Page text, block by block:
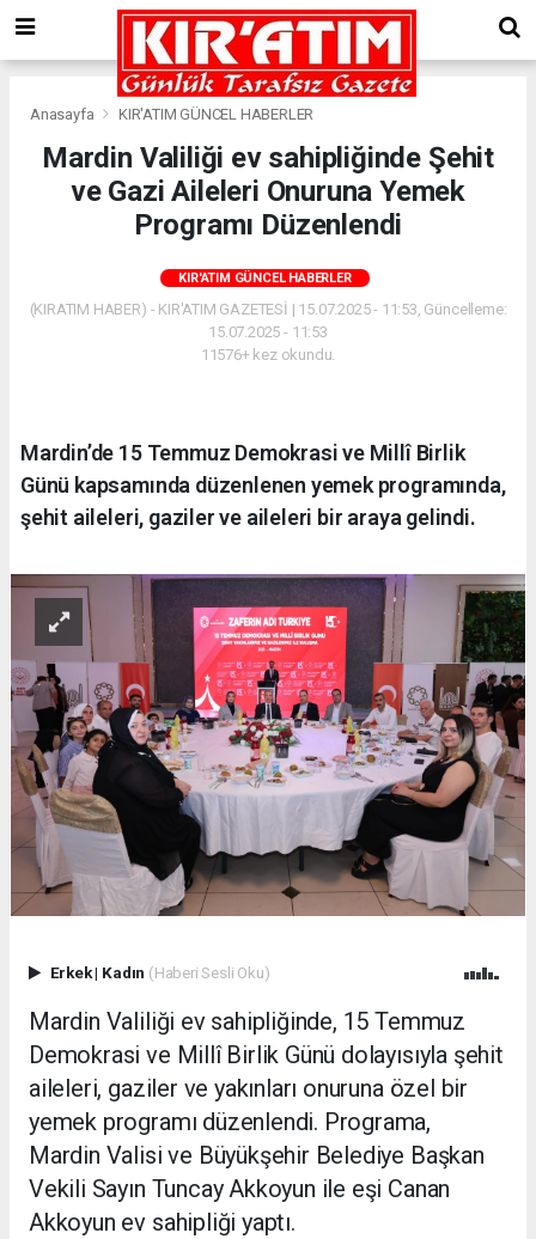
Anasayfa KIR'ATIM GÜNCEL HABERLER
Mardin Valiliği ev sahipliğinde Şehit
ve Gazi Aileleri Onuruna Yemek
Programı Düzenlendi
KIR'ATIM GÜNCEL HABERLER
(KIRATIM HABER) - KIR'ATIM GAZETESİ | 15.07.2025 - 11:53, Güncelleme:
15.07.2025 - 11:53
11576+ kez okundu.
Mardin’de 15 Temmuz Demokrasi ve Millî Birlik
Günü kapsamında düzenlenen yemek programında,
şehit aileleri, gaziler ve aileleri bir araya gelindi.
Erkek| Kadın (Haberi Sesli Oku)
Mardin Valiliği ev sahipliğinde, 15 Temmuz
Demokrasi ve Millî Birlik Günü dolayısıyla şehit
aileleri, gaziler ve yakınları onuruna özel bir
yemek programı düzenlendi. Programa,
Mardin Valisi ve Büyükşehir Belediye Başkan
Vekili Sayın Tuncay Akkoyun ile eşi Canan
Akkoyun ev sahipliği yaptı.